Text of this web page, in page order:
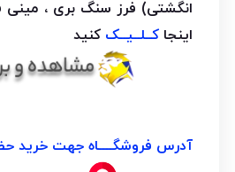
انگشتی) فرز سنگ بری ، مینی
اینجا کــلــیــک کنید
آدرس فروشگــــاه جهت خرید